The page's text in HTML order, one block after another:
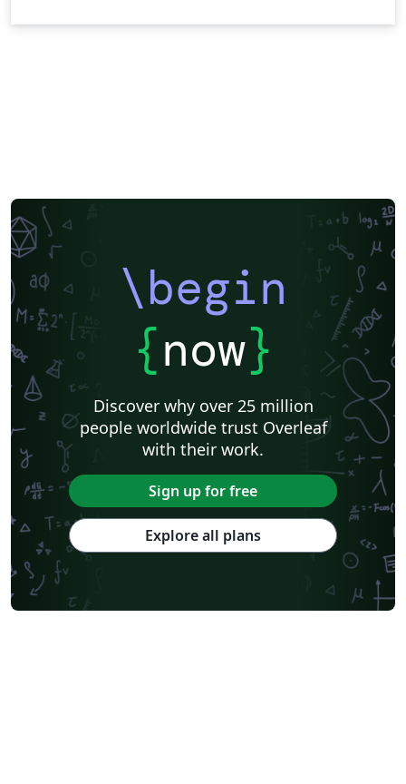
\begin
{now}
Discover why over 25 million
people worldwide trust Overleaf
with their work.
Sign up for free
Explore all plans